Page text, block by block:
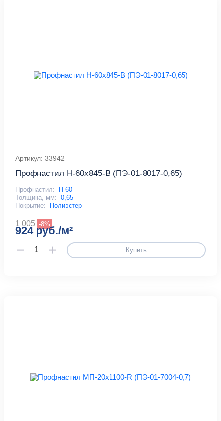
Артикул: 33942
Профнастил Н-60x845-B (ПЭ-01-8017-0,65)
Профнастил:
Н-60
Толщина, мм: 0,65
Покрытие:
Полиэстер
1 005 -8%
924 руб./м²
Купить